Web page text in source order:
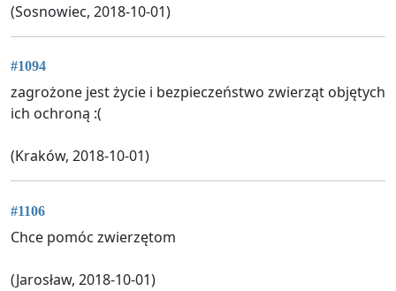
(Sosnowiec, 2018-10-01)
#1094
zagrożone jest życie i bezpieczeństwo zwierząt objętych
ich ochroną :(
(Kraków, 2018-10-01)
#1106
Chce pomóc zwierzętom
(Jarosław, 2018-10-01)